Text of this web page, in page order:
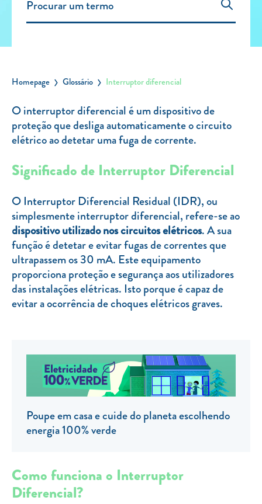
Carregar Fora de Casa
Leituras
Sobre nós
Contactos
FAQ
Blog
Mais informações
SERVIÇOS
ROTULAGEM
JUNTE-SE A NÓS
TARIFA SOCIAL
APP MOBILE
PRÉMIOS
EFICIÊNCIA ENERGÉTICA
FRAUDE E SEGURANÇA
Preços de referência
Política de privacidade
Homepage Glossário Interruptor diferencial
O interruptor diferencial é um dispositivo de
proteção que desliga automaticamente o circuito
elétrico ao detetar uma fuga de corrente.
Significado de Interruptor Diferencial
O Interruptor Diferencial Residual (IDR), ou
simplesmente interruptor diferencial, refere-se ao
dispositivo utilizado nos circuitos elétricos. A sua
função é detetar e evitar fugas de correntes que
ultrapassem os 30 mA. Este equipamento
proporciona proteção e segurança aos utilizadores
das instalações elétricas. Isto porque é capaz de
evitar a ocorrência de choques elétricos graves.
Poupe em casa e cuide do planeta escolhendo
energia 100% verde
Como funciona o Interruptor
Diferencial?